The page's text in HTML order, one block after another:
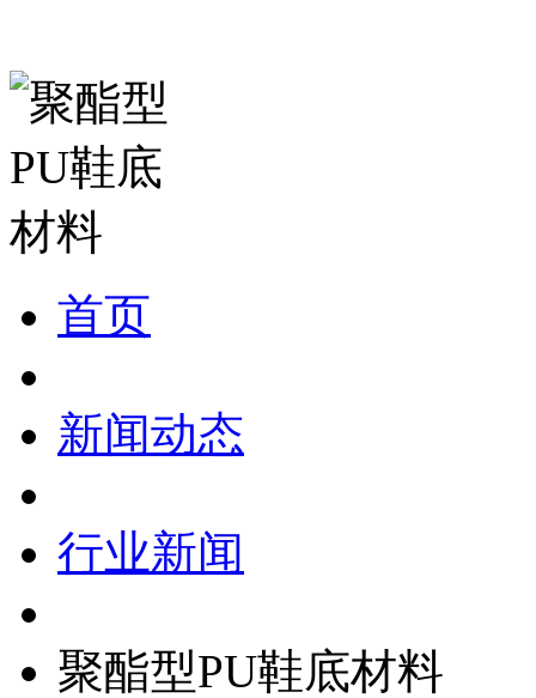
首页
新闻动态
行业新闻
聚酯型PU鞋底材料